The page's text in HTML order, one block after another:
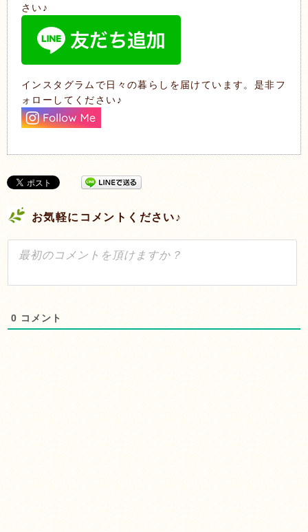
さい♪
インスタグラムで日々の暮らしを届けています。是非フ
ォローしてください♪
お気軽にコメントください♪
0 コメント